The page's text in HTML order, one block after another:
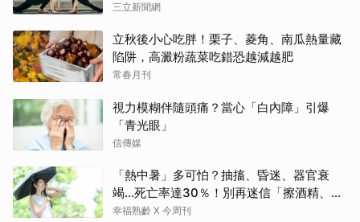
三立新聞網
立秋後小心吃胖！栗子、菱角、南瓜熱量藏
陷阱，高澱粉蔬菜吃錯恐越減越肥
常春月刊
視力模糊伴隨頭痛？當心「白內障」引爆
「青光眼」
信傳媒
「熱中暑」多可怕？抽搐、昏迷、器官衰
竭…死亡率達30％！別再迷信「擦酒精、吃
退燒藥」，5招才能真救命
幸福熟齡 X 今周刊